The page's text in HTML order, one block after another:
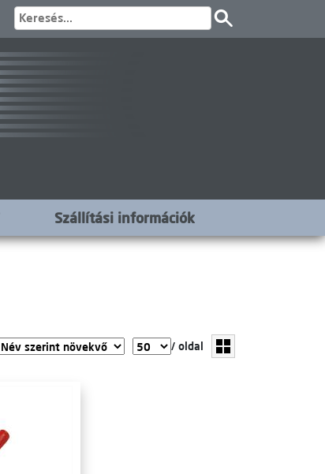
Szállítási információk
/ oldal